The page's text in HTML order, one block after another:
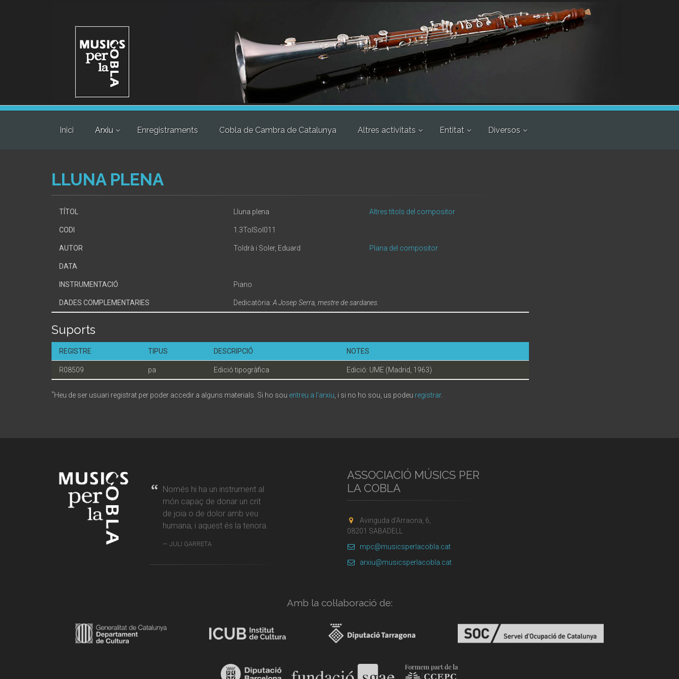
Inici Arxiu Enregistraments Cobla de Cambra de Catalunya Altres activitats Entitat Diversos
LLUNA PLENA
TÍTOL Lluna plena Altres títols del compositor
CODI 1.3TolSol011
AUTOR Toldrà i Soler, Eduard Plana del compositor
DATA
INSTRUMENTACIÓ Piano
DADES COMPLEMENTARIES Dedicatòria: A Josep Serra, mestre de sardanes.
Suports
REGISTRE TIPUS DESCRIPCIÓ NOTES
R08509 pa Edició tipogràfica Edició: UME (Madrid, 1963)
*Heu de ser usuari registrat per poder accedir a alguns materials. Si ho sou entreu a l'arxiu , i si no ho sou, us podeu registrar.
Només hi ha un instrument al
món capaç de donar un crit
de joia o de dolor amb veu
humana, i aquest és la tenora.
JULI GARRETA
ASSOCIACIÓ MÚSICS PER
LA COBLA
Avinguda d'Arraona, 6,
08201 SABADELL
mpc@musicsperlacobla.cat
arxiu@musicsperlacobla.cat
Amb la col·laboració de: